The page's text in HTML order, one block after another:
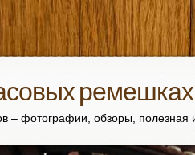
ремешках
– фотографии, обзоры,